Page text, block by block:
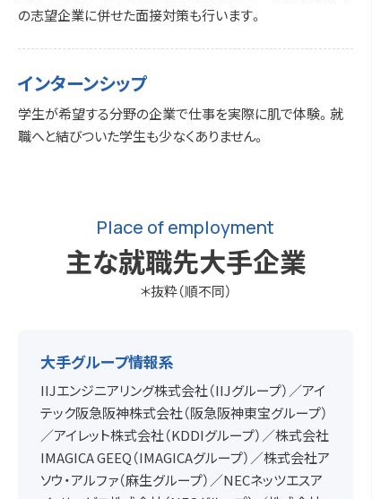
の志望企業に併せた面接対策も行います。
インターンシップ
学生が希望する分野の企業で仕事を実際に肌で体験。就
職へと結びついた学生も少なくありません。
Place of employment
主な就職先大手企業
＊抜粋（順不同）
大手グループ情報系
IIJエンジニアリング株式会社（IIJグループ）／アイ
テック阪急阪神株式会社（阪急阪神東宝グループ）
／アイレット株式会社（KDDIグループ）／株式会社
IMAGICA GEEQ（IMAGICAグループ）／株式会社ア
ソウ・アルファ（麻生グループ）／NECネッツエスア